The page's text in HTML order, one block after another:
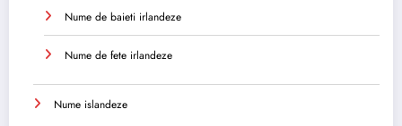
Nume de baieti irlandeze
Nume de fete irlandeze
Nume islandeze